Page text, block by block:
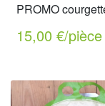
PROMO
15,00 €/pièce